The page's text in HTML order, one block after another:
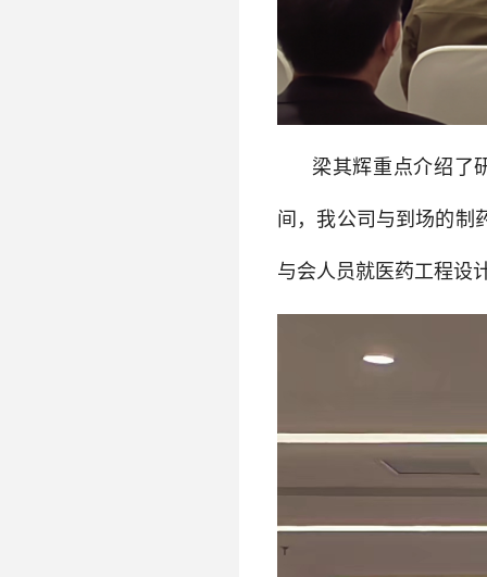
梁其辉重点介绍了
间，我公司与到场的制
与会人员就医药工程设